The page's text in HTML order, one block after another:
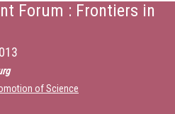
Forum : Frontiers in
of Science